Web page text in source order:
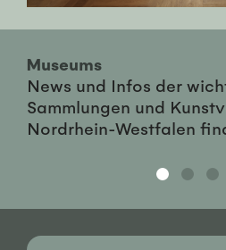
Museums
News und Infos der
Sammlungen und
Nordrhein-Westfalen